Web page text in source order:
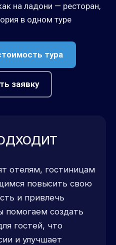
на ладони — ресторан,
в одном туре
тура
заявку
отелям, гостиницам
повысить свою
и привлечь
помогаем создать
гостей, что
и улучшает